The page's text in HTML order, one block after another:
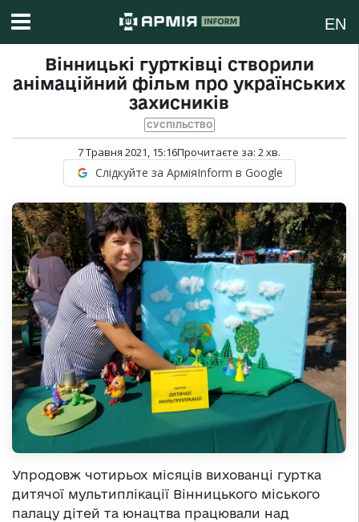
EN
Вінницькі гуртківці створили
анімаційний фільм про українських
захисників
СУСПІЛЬСТВО
7 Травня 2021, 15:16Прочитаєте за: 2хв.
Слідкуйте за АрміяInform в Google
Упродовж чотирьох місяців вихованці гуртка
дитячої мультиплікації Вінницького міського
палацу дітей та юнацтва працювали над